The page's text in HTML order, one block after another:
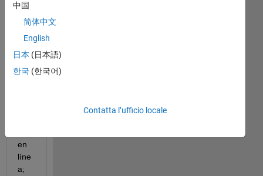
bé
el
cur
de
Sim
en
líne
a;
中国
简体中文
English
日本 (日本語)
한국 (한국어)
Contatta l’ufficio locale